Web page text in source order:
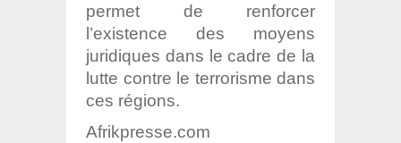
permet de renforcer
l’existence des moyens
juridiques dans le cadre de la
lutte contre le terrorisme dans
ces régions.
Afrikpresse.com